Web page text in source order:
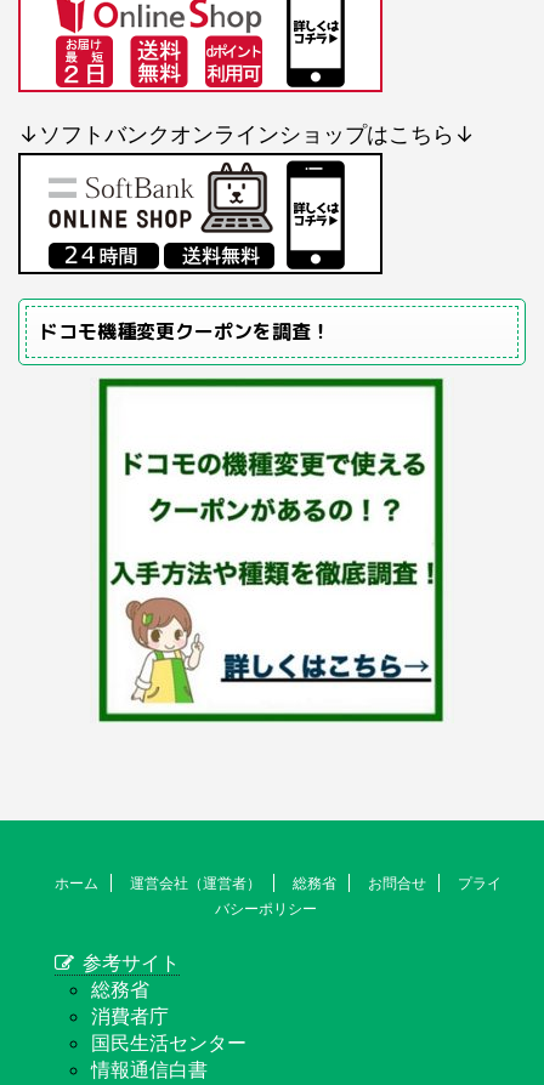
↓ソフトバンクオンラインショップはこちら↓
ドコモ機種変更クーポンを調査！
ホーム 運営会社（運営者） 総務省 お問合せ
プライ
バシーポリシー
参考サイト
総務省
消費者庁
国民生活センター
情報通信白書